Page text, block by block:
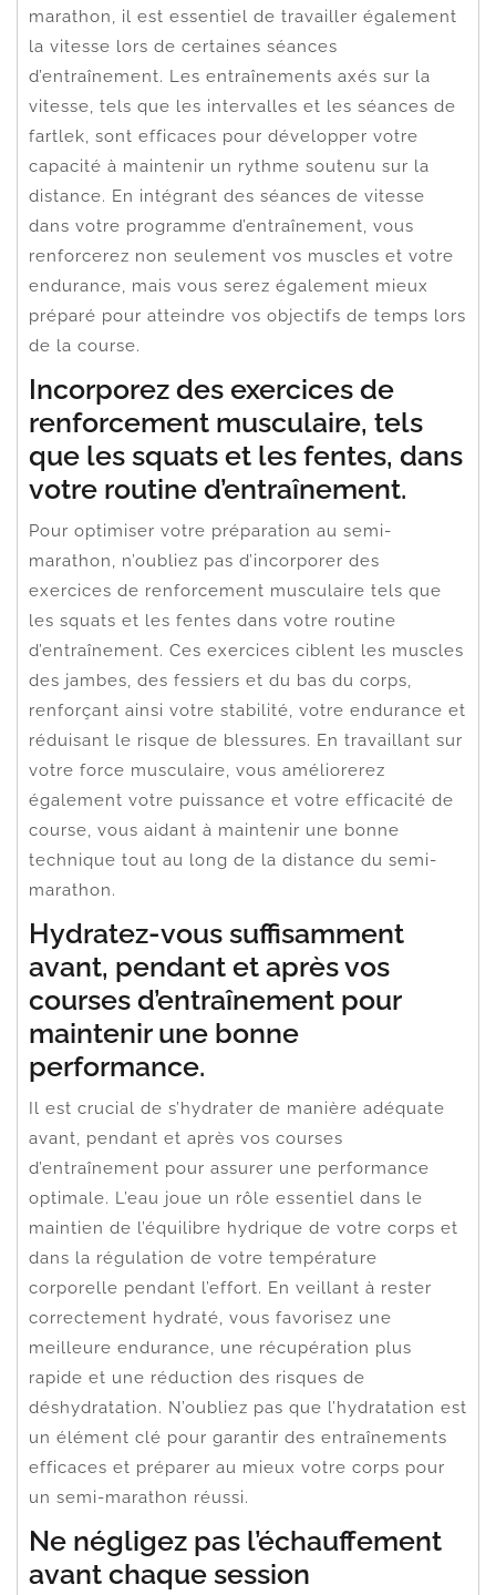
marathon, il est essentiel de travailler également
la vitesse lors de certaines séances
d’entraînement. Les entraînements axés sur la
vitesse, tels que les intervalles et les séances de
fartlek, sont efficaces pour développer votre
capacité à maintenir un rythme soutenu sur la
distance. En intégrant des séances de vitesse
dans votre programme d’entraînement, vous
renforcerez non seulement vos muscles et votre
endurance, mais vous serez également mieux
préparé pour atteindre vos objectifs de temps lors
de la course.
Incorporez des exercices de
renforcement musculaire, tels
que les squats et les fentes, dans
votre routine d’entraînement.
Pour optimiser votre préparation au semi-
marathon, n’oubliez pas d’incorporer des
exercices de renforcement musculaire tels que
les squats et les fentes dans votre routine
d’entraînement. Ces exercices ciblent les muscles
des jambes, des fessiers et du bas du corps,
renforçant ainsi votre stabilité, votre endurance et
réduisant le risque de blessures. En travaillant sur
votre force musculaire, vous améliorerez
également votre puissance et votre efficacité de
course, vous aidant à maintenir une bonne
technique tout au long de la distance du semi-
marathon.
Hydratez-vous suffisamment
avant, pendant et après vos
courses d’entraînement pour
maintenir une bonne
performance.
Il est crucial de s’hydrater de manière adéquate
avant, pendant et après vos courses
d’entraînement pour assurer une performance
optimale. L’eau joue un rôle essentiel dans le
maintien de l’équilibre hydrique de votre corps et
dans la régulation de votre température
corporelle pendant l’effort. En veillant à rester
correctement hydraté, vous favorisez une
meilleure endurance, une récupération plus
rapide et une réduction des risques de
déshydratation. N’oubliez pas que l’hydratation est
un élément clé pour garantir des entraînements
efficaces et préparer au mieux votre corps pour
un semi-marathon réussi.
Ne négligez pas l’échauffement
avant chaque session